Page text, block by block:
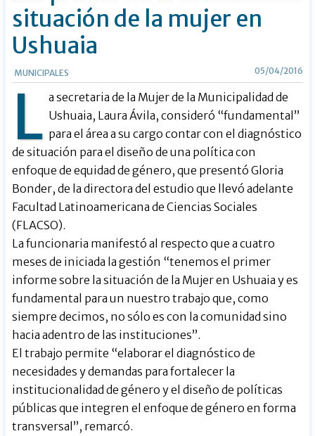
situación de la mujer en
Ushuaia
MUNICIPALES 05/04/2016
L a secretaria de la Mujer de la Municipalidad de
Ushuaia, Laura Ávila, consideró “fundamental”
para el área a su cargo contar con el diagnóstico
de situación para el diseño de una política con
enfoque de equidad de género, que presentó Gloria
Bonder, de la directora del estudio que llevó adelante
Facultad Latinoamericana de Ciencias Sociales
(FLACSO).
La funcionaria manifestó al respecto que a cuatro
meses de iniciada la gestión “tenemos el primer
informe sobre la situación de la Mujer en Ushuaia y es
fundamental para un nuestro trabajo que, como
siempre decimos, no sólo es con la comunidad sino
hacia adentro de las instituciones”.
El trabajo permite “elaborar el diagnóstico de
necesidades y demandas para fortalecer la
institucionalidad de género y el diseño de políticas
públicas que integren el enfoque de género en forma
transversal”, remarcó.